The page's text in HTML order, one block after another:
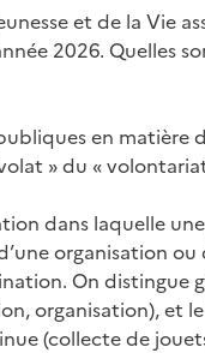
et de la Vie
2026. Quelles
en matière
» du «
dans laquelle
organisation
On distingue
organisation), et
(collecte de